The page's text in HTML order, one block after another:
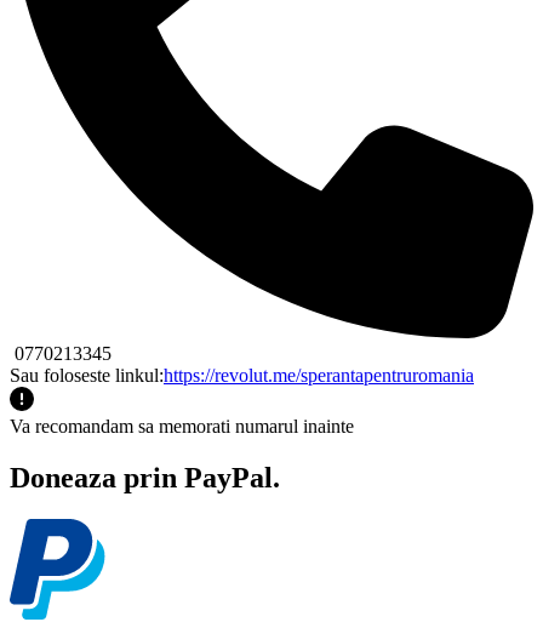
0770213345
Sau foloseste linkul:https://revolut.me/sperantapentruromania
Va recomandam sa memorati numarul inainte
Doneaza prin PayPal.